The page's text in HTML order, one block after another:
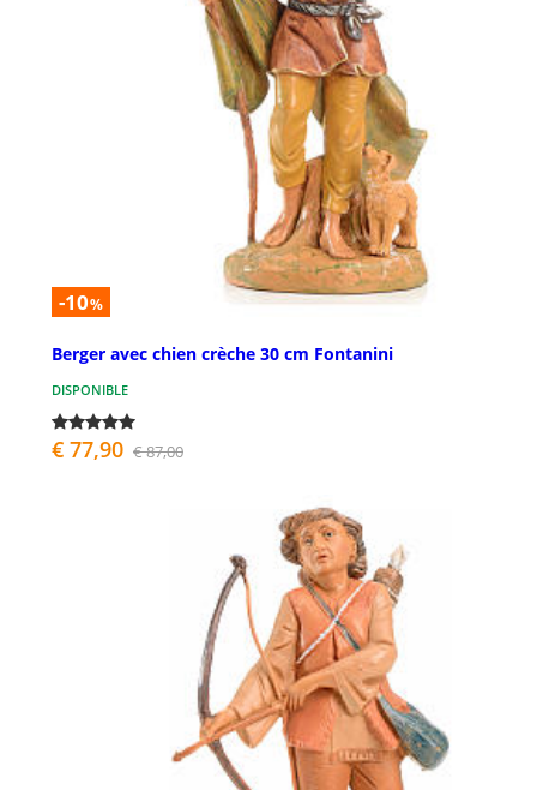
-10%
Berger avec chien crèche 30 cm Fontanini
DISPONIBLE
€ 77,90 € 87,00